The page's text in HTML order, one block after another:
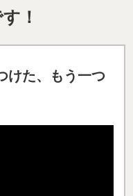
！
けた、もう一つ